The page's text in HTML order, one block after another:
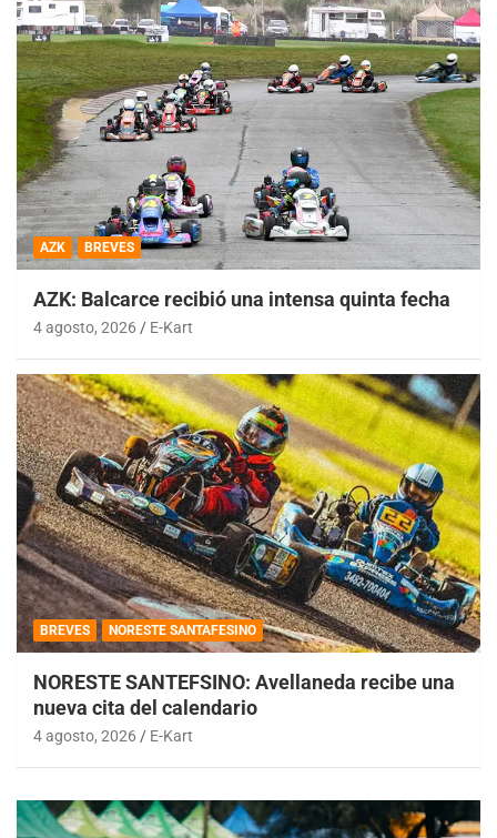
AZK BREVES
AZK: Balcarce recibió una intensa quinta fecha
4 agosto, 2026 E-Kart
BREVES NORESTE SANTAFESINO
NORESTE SANTEFSINO: Avellaneda recibe una
nueva cita del calendario
4 agosto, 2026 E-Kart